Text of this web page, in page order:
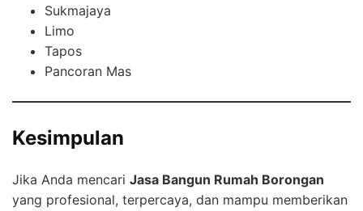
Sukmajaya
Limo
Tapos
Pancoran Mas
Kesimpulan
Jika Anda mencari Jasa Bangun Rumah Borongan
yang profesional, terpercaya, dan mampu memberikan